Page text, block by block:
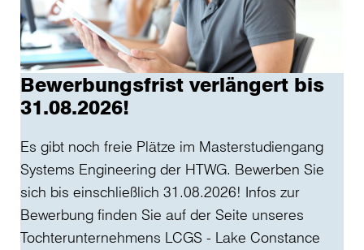
Bewerbungsfrist verlängert bis
31.08.2026!
Es gibt noch freie Plätze im Masterstudiengang
Systems Engineering der HTWG. Bewerben Sie
sich bis einschließlich 31.08.2026! Infos zur
Bewerbung finden Sie auf der Seite unseres
Tochterunternehmens LCGS - Lake Constance